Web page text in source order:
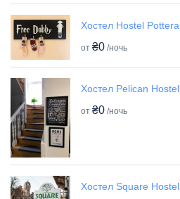
Хостел Hostel Pottera
от ₴0 /ночь
Хостел Pelican Hostel
от ₴0 /ночь
Хостел Square Hostel